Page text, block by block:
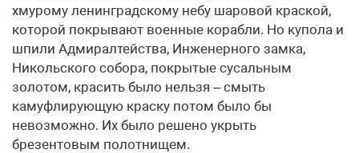
хмурому ленинградскому небу шаровой краской,
которой покрывают военные корабли. Но купола и
шпили Адмиралтейства, Инженерного замка,
Никольского собора, покрытые сусальным
золотом, красить было нельзя – смыть
камуфлирующую краску потом было бы
невозможно. Их было решено укрыть
брезентовым полотнищем.